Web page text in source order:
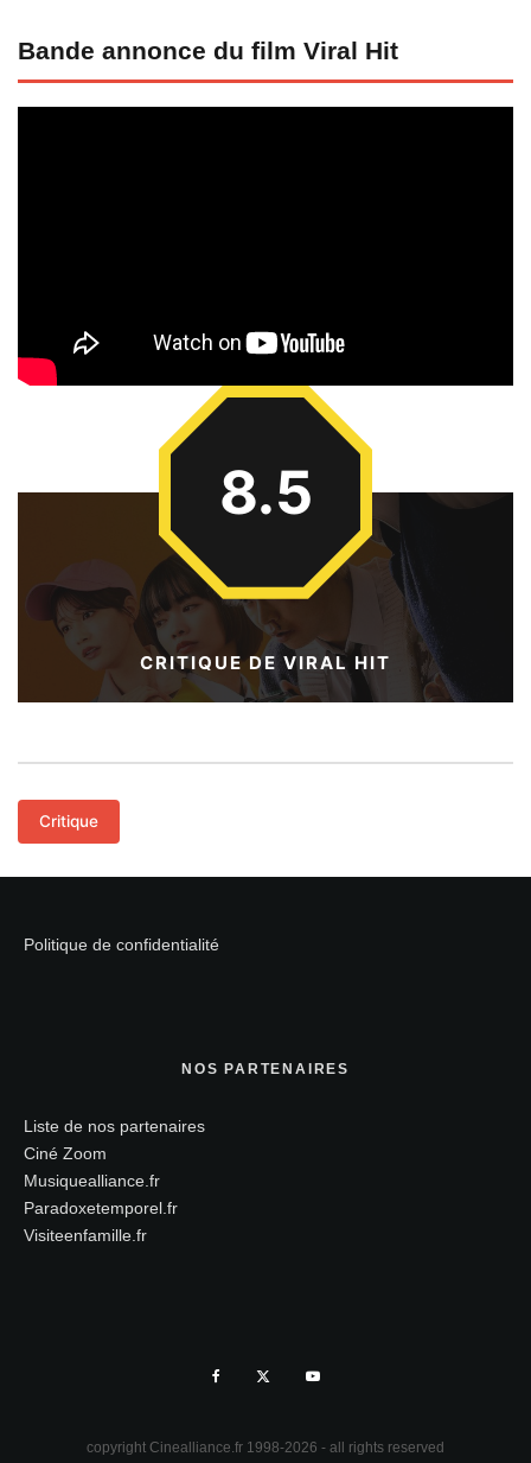
Bande annonce du film Viral Hit
CRITIQUE DE VIRAL HIT
8.5
Critique
Politique de confidentialité
NOS PARTENAIRES
Liste de nos partenaires
Ciné Zoom
Musiquealliance.fr
Paradoxetemporel.fr
Visiteenfamille.fr
copyright Cinealliance.fr 1998-2026 - all rights reserved